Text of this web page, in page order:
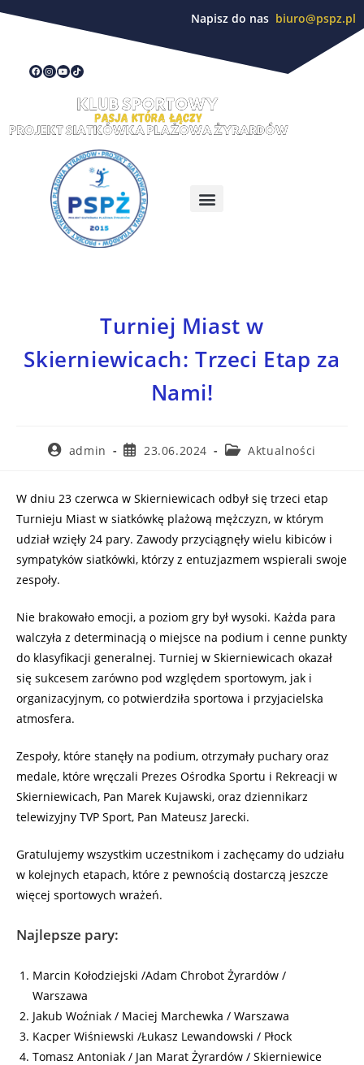
Napisz do nas biuro@pspz.pl
Turniej Miast w
Skierniewicach: Trzeci Etap za
Nami!
admin 23.06.2024 Aktualności
W dniu 23 czerwca w Skierniewicach odbył się trzeci etap
Turnieju Miast w siatkówkę plażową mężczyzn, w którym
udział wzięły 24 pary. Zawody przyciągnęły wielu kibiców i
sympatyków siatkówki, którzy z entuzjazmem wspierali swoje
zespoły.
Nie brakowało emocji, a poziom gry był wysoki. Każda para
walczyła z determinacją o miejsce na podium i cenne punkty
do klasyfikacji generalnej. Turniej w Skierniewicach okazał
się sukcesem zarówno pod względem sportowym, jak i
organizacyjnym, co potwierdziła sportowa i przyjacielska
atmosfera.
Zespoły, które stanęły na podium, otrzymały puchary oraz
medale, które wręczali Prezes Ośrodka Sportu i Rekreacji w
Skierniewicach, Pan Marek Kujawski, oraz dziennikarz
telewizyjny TVP Sport, Pan Mateusz Jarecki.
Gratulujemy wszystkim uczestnikom i zachęcamy do udziału
w kolejnych etapach, które z pewnością dostarczą jeszcze
więcej sportowych wrażeń.
Najlepsze pary:
Marcin Kołodziejski /Adam Chrobot Żyrardów /
Warszawa
Jakub Woźniak / Maciej Marchewka / Warszawa
Kacper Wiśniewski /Łukasz Lewandowski / Płock
Tomasz Antoniak / Jan Marat Żyrardów / Skierniewice